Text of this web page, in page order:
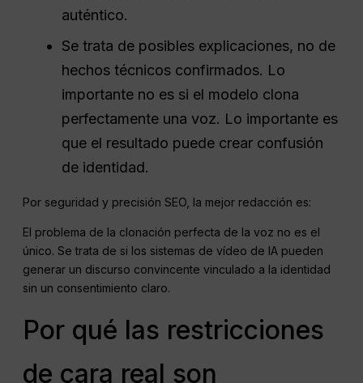
auténtico.
Se trata de posibles explicaciones, no de
hechos técnicos confirmados. Lo
importante no es si el modelo clona
perfectamente una voz. Lo importante es
que el resultado puede crear confusión
de identidad.
Por seguridad y precisión SEO, la mejor redacción es:
El problema de la clonación perfecta de la voz no es el
único. Se trata de si los sistemas de vídeo de IA pueden
generar un discurso convincente vinculado a la identidad
sin un consentimiento claro.
Por qué las restricciones
de cara real son